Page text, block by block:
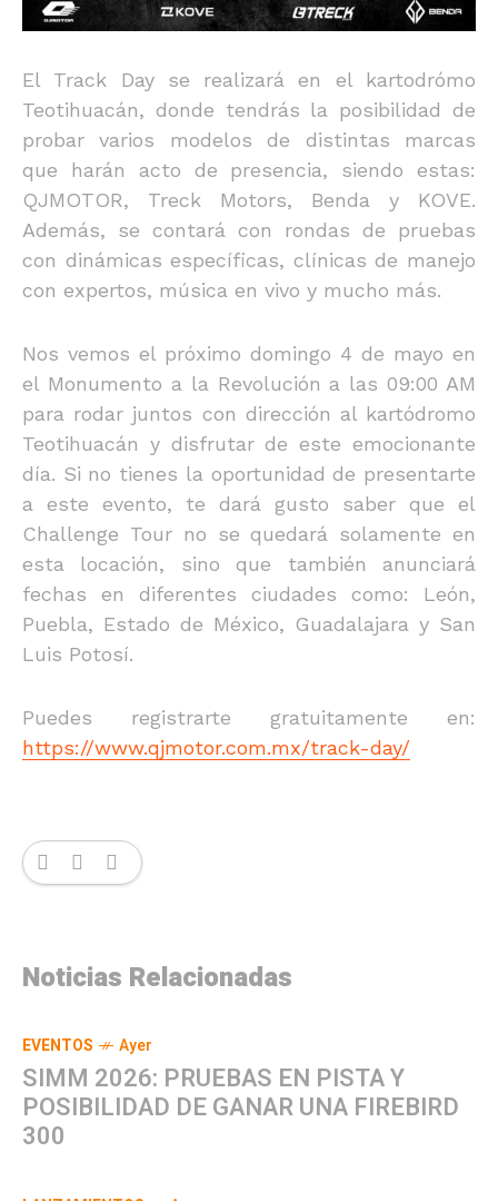
El Track Day se realizará en el kartodrómo
Teotihuacán, donde tendrás la posibilidad de
probar varios modelos de distintas marcas
que harán acto de presencia, siendo estas:
QJMOTOR, Treck Motors, Benda y KOVE.
Además, se contará con rondas de pruebas
con dinámicas específicas, clínicas de manejo
con expertos, música en vivo y mucho más.
Nos vemos el próximo domingo 4 de mayo en
el Monumento a la Revolución a las 09:00 AM
para rodar juntos con dirección al kartódromo
Teotihuacán y disfrutar de este emocionante
día. Si no tienes la oportunidad de presentarte
a este evento, te dará gusto saber que el
Challenge Tour no se quedará solamente en
esta locación, sino que también anunciará
fechas en diferentes ciudades como: León,
Puebla, Estado de México, Guadalajara y San
Luis Potosí.
Puedes registrarte gratuitamente en:
https://www.qjmotor.com.mx/track-day/
Noticias Relacionadas
EVENTOS Ayer
SIMM 2026: PRUEBAS EN PISTA Y
POSIBILIDAD DE GANAR UNA FIREBIRD
300